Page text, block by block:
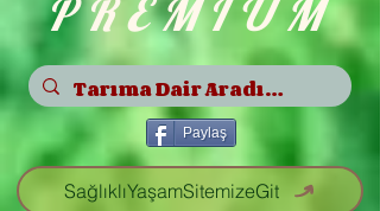
PREMİUM
SağlıklıYaşamSitemizeGit
Paylaş